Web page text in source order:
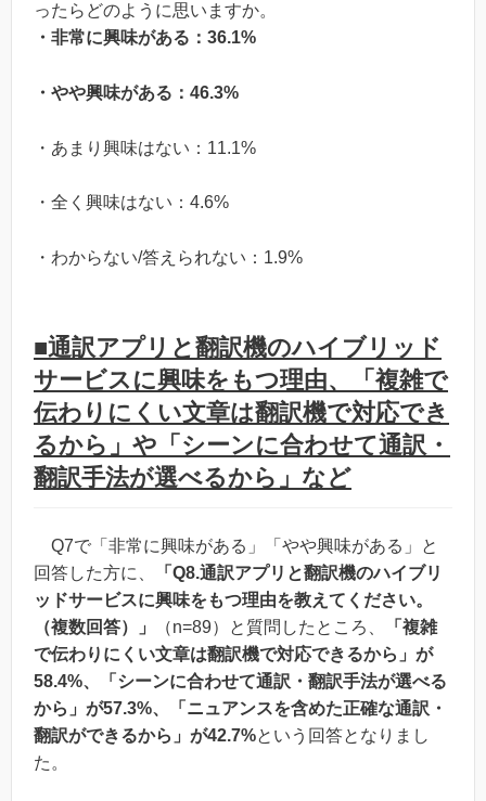
ったらどのように思いますか。
・非常に興味がある：36.1%
・やや興味がある：46.3%
・あまり興味はない：11.1%
・全く興味はない：4.6%
・わからない/答えられない：1.9%
■通訳アプリと翻訳機のハイブリッド
サービスに興味をもつ理由、「複雑で
伝わりにくい文章は翻訳機で対応でき
るから」や「シーンに合わせて通訳・
翻訳手法が選べるから」など
Q7で「非常に興味がある」「やや興味がある」と
回答した方に、
「Q8.通訳アプリと翻訳機のハイブリ
ッドサービスに興味をもつ理由を教えてください。
（複数回答）」
（n=89）と質問したところ、
「複雑
で伝わりにくい文章は翻訳機で対応できるから」が
58.4%、「シーンに合わせて通訳・翻訳手法が選べる
から」が57.3%、「ニュアンスを含めた正確な通訳・
翻訳ができるから」が42.7%という回答となりまし
た。